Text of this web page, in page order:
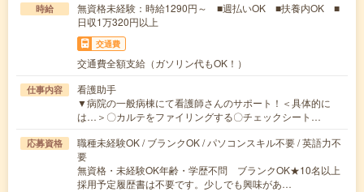
時給
無資格未経験：時給1290円～ ■週払いOK ■扶養内OK ■
日収1万320円以上
交通費
交通費全額支給（ガソリン代もOK！）
仕事内容
看護助手
▼病院の一般病棟にて看護師さんのサポート！＜具体的に
は…＞〇カルテをファイリングする〇チェックシート…
応募資格
職種未経験OK / ブランクOK / パソコンスキル不要 / 英語力不
要
無資格・未経験OK年齢・学歴不問 ブランクOK★10名以上
採用予定履歴書は不要です。少しでも興味があ…